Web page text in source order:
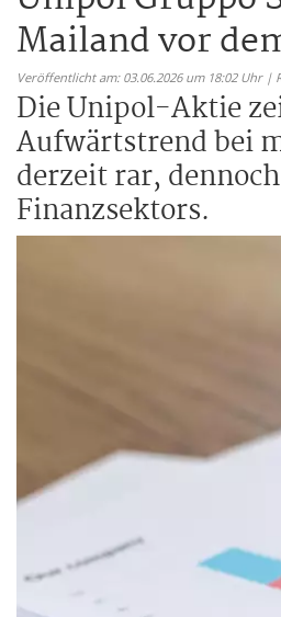
Mailand vor
Veröffentlicht am: 03.06.2026 um 18:02 Uhr
Die Unipol-Aktie
Aufwärtstrend bei
derzeit rar,
Finanzsektors.